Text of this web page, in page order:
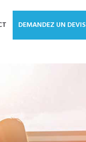
DEMANDEZ UN DEVIS